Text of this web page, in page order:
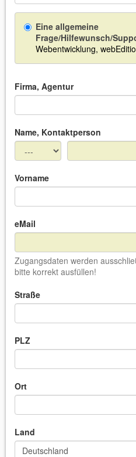
Eine allgemeine
Frage/Hilfewunsch/
Webentwicklung,
Firma, Agentur
Name, Kontaktperson
Vorname
eMail
Zugangsdaten werden
bitte korrekt ausfüllen!
Straße
PLZ
Ort
Land